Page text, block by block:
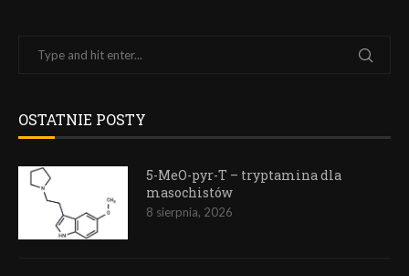
OSTATNIE POSTY
5-MeO-pyr-T – tryptamina dla
masochistów
8 sierpnia, 2026